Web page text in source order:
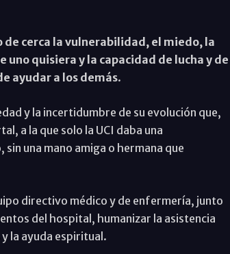
de cerca la vulnerabilidad, el miedo, la
quisiera y la capacidad de lucha y de
ayudar a los demás.
y la incertidumbre de su evolución que,
a la que solo la UCI daba una
una mano amiga o hermana que
directivo médico y de enfermería, junto
del hospital, humanizar la asistencia
la ayuda espiritual.